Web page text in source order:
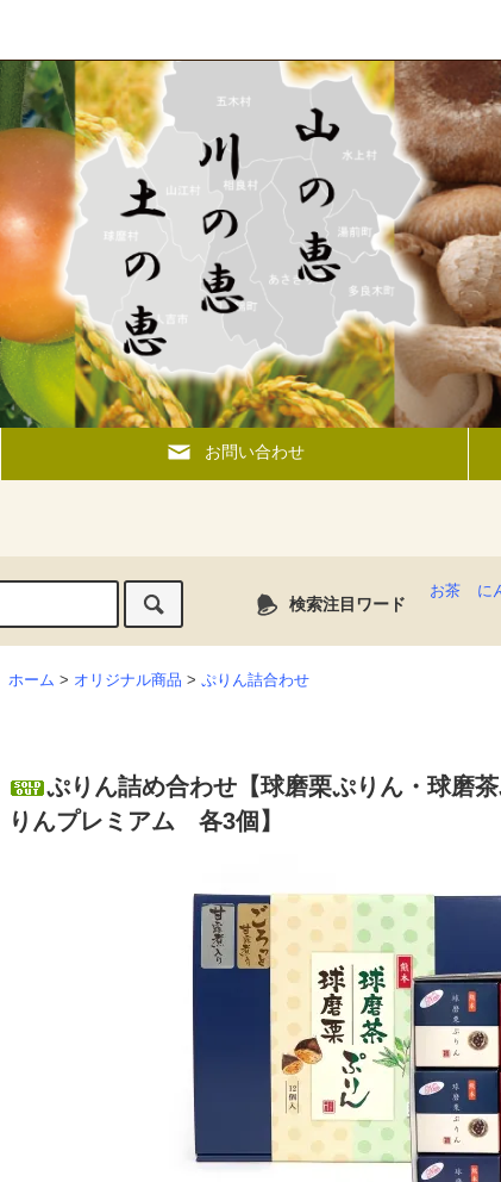
お問い合わせ
検索注目ワード
お茶 に
ホーム > オリジナル商品 > ぷりん詰合わせ
ぷりん詰め合わせ【球磨栗ぷりん・球磨
りんプレミアム 各3個】